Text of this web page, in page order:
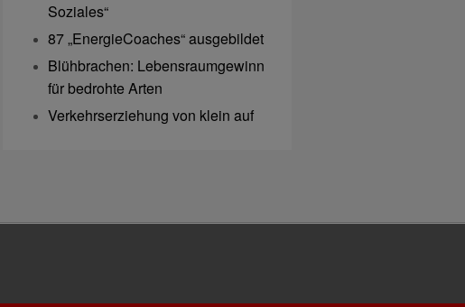
Soziales“
87 „EnergieCoaches“ ausgebildet
Blühbrachen: Lebensraumgewinn
für bedrohte Arten
Verkehrserziehung von klein auf